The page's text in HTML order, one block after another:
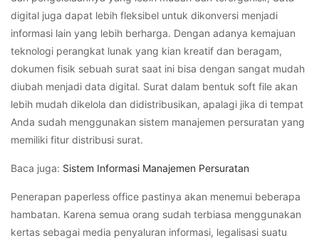
digital juga dapat lebih fleksibel untuk dikonversi menjadi
informasi lain yang lebih berharga. Dengan adanya kemajuan
teknologi perangkat lunak yang kian kreatif dan beragam,
dokumen fisik sebuah surat saat ini bisa dengan sangat mudah
diubah menjadi data digital. Surat dalam bentuk soft file akan
lebih mudah dikelola dan didistribusikan, apalagi jika di tempat
Anda sudah menggunakan sistem manajemen persuratan yang
memiliki fitur distribusi surat.
Baca juga: Sistem Informasi Manajemen Persuratan
Penerapan paperless office pastinya akan menemui beberapa
hambatan. Karena semua orang sudah terbiasa menggunakan
kertas sebagai media penyaluran informasi, legalisasi suatu